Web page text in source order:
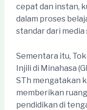
cepat dan instan,
dalam proses
standar dari media
Sementara itu,
Injili di Minahasa
STh mengatakan
memberikan
pendidikan di